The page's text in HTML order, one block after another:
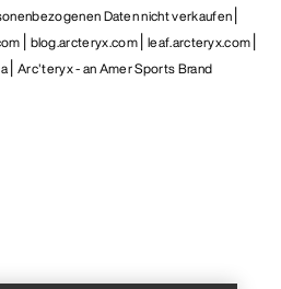
Daten nicht verkaufen
blog.arcteryx.com leaf.arcteryx.com
Arc'teryx - an Amer Sports Brand